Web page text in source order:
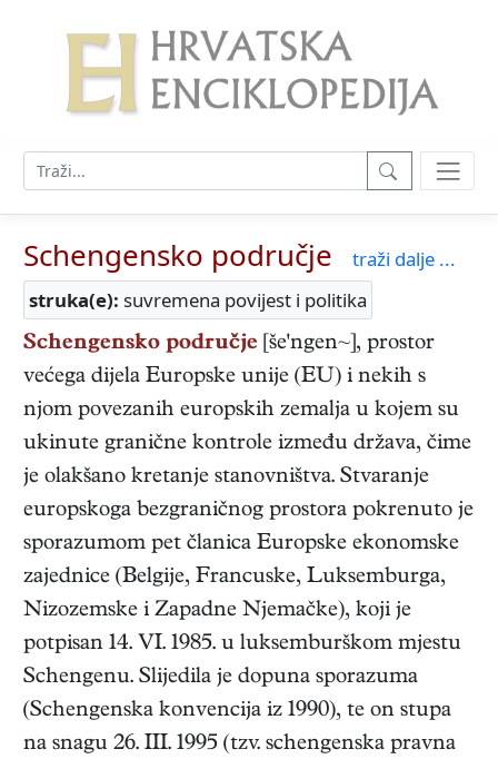
Schengensko područje
traži dalje ...
struka(e): suvremena povijest i politika
Schengensko područje [še'ngen~], prostor
većega dijela Europske unije (EU) i nekih s
njom povezanih europskih zemalja u kojem su
ukinute granične kontrole između država, čime
je olakšano kretanje stanovništva. Stvaranje
europskoga bezgraničnog prostora pokrenuto je
sporazumom pet članica Europske ekonomske
zajednice (Belgije, Francuske, Luksemburga,
Nizozemske i Zapadne Njemačke), koji je
potpisan 14. VI. 1985. u luksemburškom mjestu
Schengenu. Slijedila je dopuna sporazuma
(Schengenska konvencija iz 1990), te on stupa
na snagu 26. III. 1995 (tzv. schengenska pravna